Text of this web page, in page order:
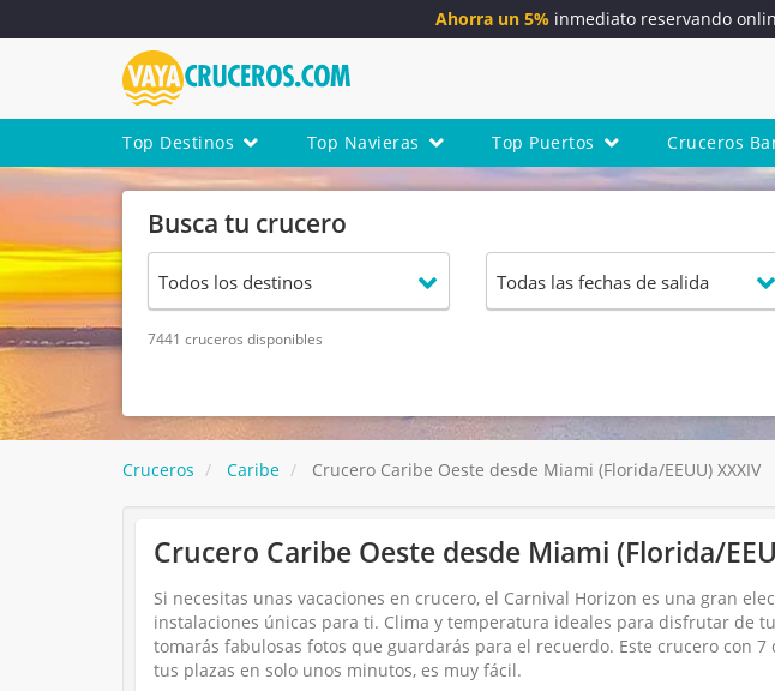
Ahorra un 5% inmediato reservando
Top Destinos Top Navieras Top Puertos Cruceros
Busca tu crucero
7441 cruceros disponibles
Cruceros Caribe Crucero Caribe Oeste desde Miami (Florida/EEUU) XXXIV
Crucero Caribe Oeste desde Miami (Florida/
Si necesitas unas vacaciones en crucero, el Carnival Horizon es una gran
instalaciones únicas para ti. Clima y temperatura ideales para disfrutar de
tomarás fabulosas fotos que guardarás para el recuerdo. Este crucero con
tus plazas en solo unos minutos, es muy fácil.